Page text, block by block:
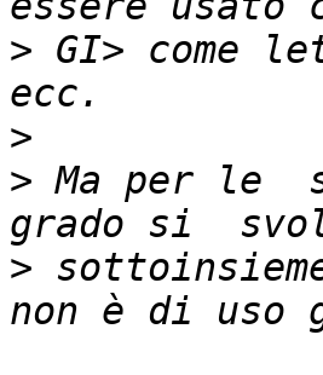
> GI> come
>
> Ma per le
>